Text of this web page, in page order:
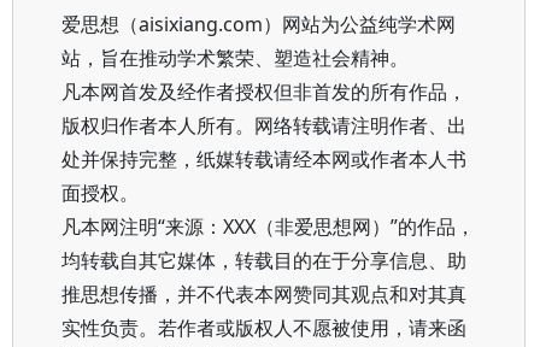
爱思想（aisixiang.com）网站为公益纯学术网
站，旨在推动学术繁荣、塑造社会精神。
凡本网首发及经作者授权但非首发的所有作品，
版权归作者本人所有。网络转载请注明作者、出
处并保持完整，纸媒转载请经本网或作者本人书
面授权。
凡本网注明“来源：XXX（非爱思想网）”的作品，
均转载自其它媒体，转载目的在于分享信息、助
推思想传播，并不代表本网赞同其观点和对其真
实性负责。若作者或版权人不愿被使用，请来函